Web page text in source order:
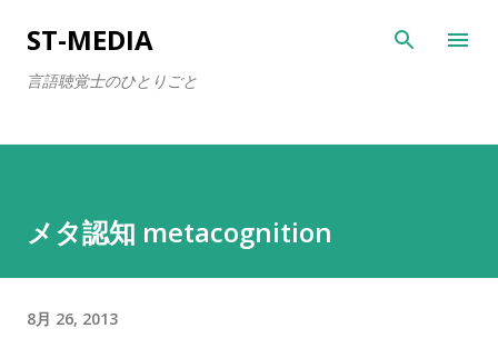
スキップしてメイン コンテンツに移動
ST-MEDIA
言語聴覚士のひとりごと
メタ認知 metacognition
8月 26, 2013